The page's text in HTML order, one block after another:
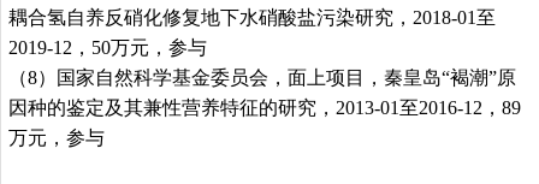
耦合氢自养反硝化修复地下水硝酸盐污染研究， 2018-01至
2019-12 ， 50万元，参与
（8）国家自然科学基金委员会，面上项目，秦皇岛“褐潮”原
因种的鉴定及其兼性营养特征的研究， 2013-01至2016-12 ， 89
万元，参与